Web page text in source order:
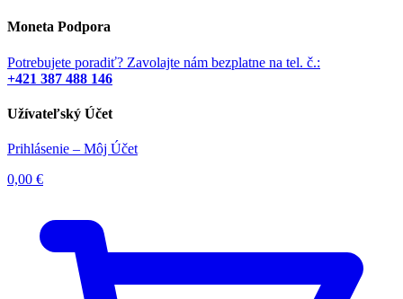
Moneta Podpora
Potrebujete poradiť? Zavolajte nám bezplatne na tel. č.:
+421 387 488 146
Užívateľský Účet
Prihlásenie – Môj Účet
0,00 €